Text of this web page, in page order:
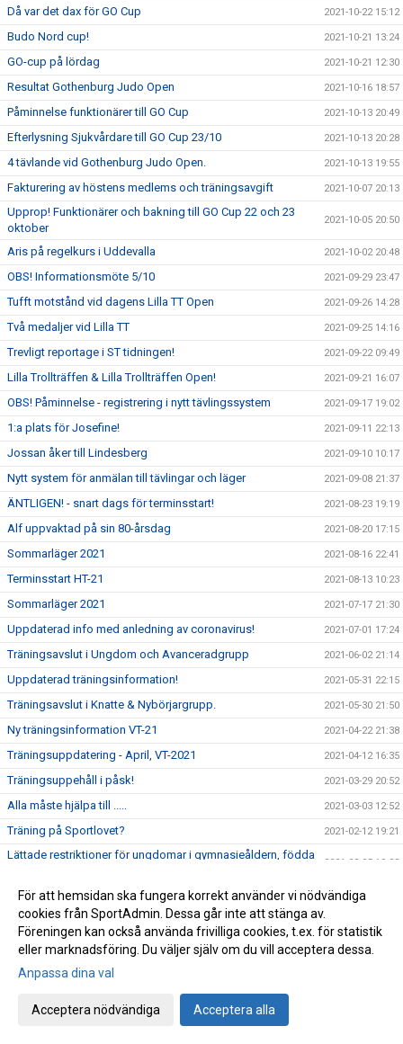
Då var det dax för GO Cup 2021-10-22 15:12
Budo Nord cup! 2021-10-21 13:24
GO-cup på lördag 2021-10-21 12:30
Resultat Gothenburg Judo Open 2021-10-16 18:57
Påminnelse funktionärer till GO Cup 2021-10-13 20:49
Efterlysning Sjukvårdare till GO Cup 23/10 2021-10-13 20:28
4 tävlande vid Gothenburg Judo Open. 2021-10-13 19:55
Fakturering av höstens medlems och träningsavgift 2021-10-07 20:13
Upprop! Funktionärer och bakning till GO Cup 22 och 23
oktober
2021-10-05 20:50
Aris på regelkurs i Uddevalla 2021-10-02 20:48
OBS! Informationsmöte 5/10 2021-09-29 23:47
Tufft motstånd vid dagens Lilla TT Open 2021-09-26 14:28
Två medaljer vid Lilla TT 2021-09-25 14:16
Trevligt reportage i ST tidningen! 2021-09-22 09:49
Lilla Trollträffen & Lilla Trollträffen Open! 2021-09-21 16:07
OBS! Påminnelse - registrering i nytt tävlingssystem 2021-09-17 19:02
1:a plats för Josefine! 2021-09-11 22:13
Jossan åker till Lindesberg 2021-09-10 10:17
Nytt system för anmälan till tävlingar och läger 2021-09-08 21:37
ÄNTLIGEN! - snart dags för terminsstart! 2021-08-23 19:19
Alf uppvaktad på sin 80-årsdag 2021-08-20 17:15
Sommarläger 2021 2021-08-16 22:41
Terminsstart HT-21 2021-08-13 10:23
Sommarläger 2021 2021-07-17 21:30
Uppdaterad info med anledning av coronavirus! 2021-07-01 17:24
Träningsavslut i Ungdom och Avanceradgrupp 2021-06-02 21:14
Uppdaterad träningsinformation! 2021-05-31 22:15
Träningsavslut i Knatte & Nybörjargrupp. 2021-05-30 21:50
Ny träningsinformation VT-21 2021-04-22 21:38
Träningsuppdatering - April, VT-2021 2021-04-12 16:35
Träningsuppehåll i påsk! 2021-03-29 20:52
Alla måste hjälpa till ..... 2021-03-03 12:52
Träning på Sportlovet? 2021-02-12 19:21
Lättade restriktioner för ungdomar i gymnasieåldern, födda
2021-02-05 19:33
Uppdatering träningsstart VT-21 2021-01-25 19:26
Kort sammanfattning inför vårterminen 2021 2021-01-21 18:44
Viktigt! - Uppdatera medlemsinformation! 2021-01-20 11:23
Info angående träningsstart VT-21
Årets pristagare 2020 (Året då Covid-19 gäckade oss alla)
För att hemsidan ska fungera korrekt använder vi nödvändiga
cookies från SportAdmin. Dessa går inte att stänga av.
Föreningen kan också använda frivilliga cookies, t.ex. för statistik
eller marknadsföring. Du väljer själv om du vill acceptera dessa.
Anpassa dina val
Acceptera nödvändiga Acceptera alla